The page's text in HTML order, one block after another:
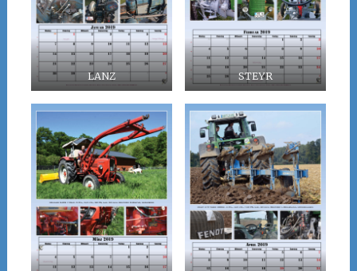
LANZ STEYR